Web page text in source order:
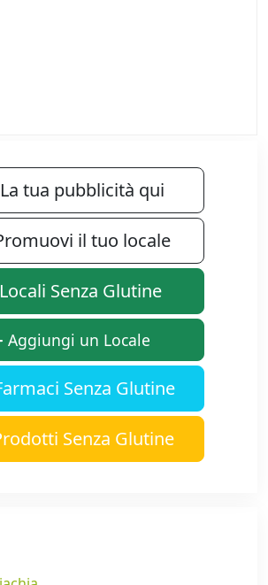
tua pubblicità qui
il tuo locale
Locali Senza Glutine
Aggiungi un Locale
Senza Glutine
Senza Glutine